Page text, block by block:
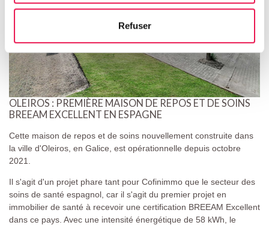
Refuser
OLEIROS : PREMIÈRE MAISON DE REPOS ET DE SOINS
BREEAM EXCELLENT EN ESPAGNE
Cette maison de repos et de soins nouvellement construite dans
la ville d'Oleiros, en Galice, est opérationnelle depuis octobre
2021.
Il s'agit d'un projet phare tant pour Cofinimmo que le secteur des
soins de santé espagnol, car il s'agit du premier projet en
immobilier de santé à recevoir une certification BREEAM Excellent
dans ce pays. Avec une intensité énergétique de 58 kWh, le